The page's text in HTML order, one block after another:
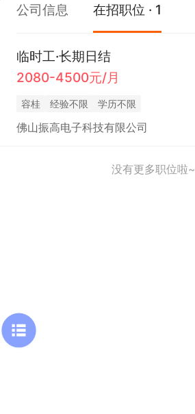
公司信息 在招职位 · 1
临时工·长期日结
2080-4500元/月
容桂 经验不限 学历不限
佛山振高电子科技有限公司
没有更多职位啦~